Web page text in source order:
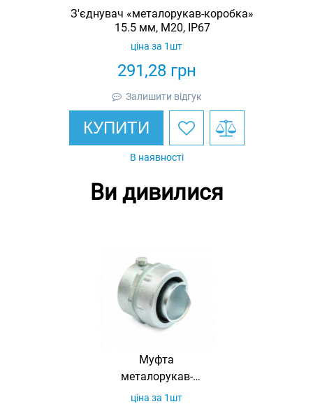
З'єднувач «металорукав-коробка»
15.5 мм, M20, IP67
291,28грн
ціна за 1шт
Залишити відгук
КУПИТИ
В наявності
Ви дивилися
Муфта
металорукав-
труба МТ-38 (м/
ціна за 1шт